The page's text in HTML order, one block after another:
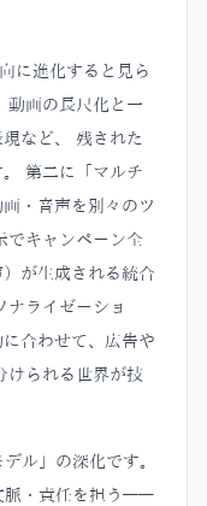
に進化すると見ら
動画の長尺化と一
など、 残された
第二に「マルチ
・音声を別々のツ
でキャンペーン全
が生成される統合
ナライゼーショ
合わせて、広告や
けられる世界が技
ル」の深化です。
脈・責任を担う——